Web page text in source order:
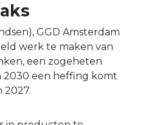
GGD Amsterdam
werk te maken van
een zogeheten
2030 een heffing komt
2027.